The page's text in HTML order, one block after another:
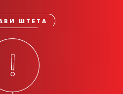
ШТЕТА